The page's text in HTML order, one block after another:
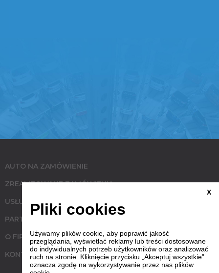
AUTO NA ZAMÓWIENIE
ZREALIZOWANE ZAMÓWIENIA
USŁUGI
PARTNERZY
O FIRMIE
KONTAKT
X
Pliki cookies
Używamy plików cookie, aby poprawić jakość
przeglądania, wyświetlać reklamy lub treści dostosowane
do indywidualnych potrzeb użytkowników oraz analizować
ruch na stronie. Kliknięcie przycisku „Akceptuj wszystkie”
oznacza zgodę na wykorzystywanie przez nas plików